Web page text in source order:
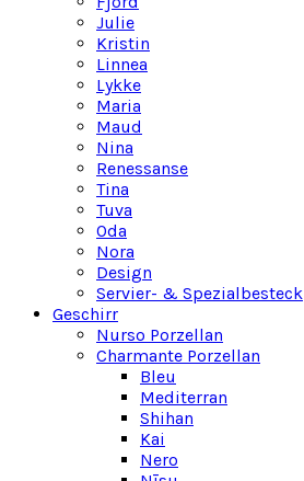
Julie
Kristin
Linnea
Lykke
Maria
Maud
Nina
Renessanse
Tina
Tuva
Oda
Nora
Design
Servier- & Spezialbesteck
Geschirr
Nurso Porzellan
Charmante Porzellan
Bleu
Mediterran
Shihan
Kai
Nero